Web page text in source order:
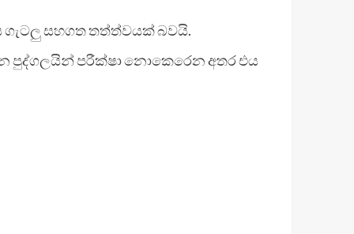
ගැටලු සහගත තත්ත්වයක් බවයි.
පරීක්ෂා නොකෙරෙන අතර එය